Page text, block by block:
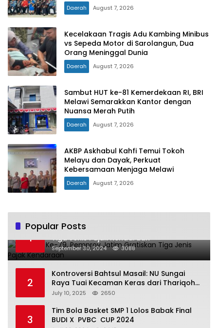
Daerah August 7, 2026
Kecelakaan Tragis Adu Kambing Minibus
vs Sepeda Motor di Sarolangun, Dua
Orang Meninggal Dunia
Daerah August 7, 2026
Sambut HUT ke-81 Kemerdekaan RI, BRI
Melawi Semarakkan Kantor dengan
Nuansa Merah Putih
Daerah August 7, 2026
AKBP Askhabul Kahfi Temui Tokoh
Melayu dan Dayak, Perkuat
Kebersamaan Menjaga Melawi
Daerah August 7, 2026
Popular Posts
1
Hari Jadi Ke-79, Pemprov Jatim Gratiskan
Tiga Jenis Pajak Kendaraan
September 30, 2024 3088
2
Kontroversi Bahtsul Masail: NU Sungai
Raya Tuai Kecaman Keras dari Thariqoh
Al Mu’min
July 10, 2025 2650
3
Tim Bola Basket SMP 1 Lolos Babak Final
BUDI X PVBC CUP 2024